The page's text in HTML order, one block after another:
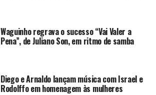
Waguinho regrava o sucesso “Vai Valer a
Pena”, de Juliano Son, em ritmo de samba
Diego e Arnaldo lançam música com Israel e
Rodolffo em homenagem às mulheres